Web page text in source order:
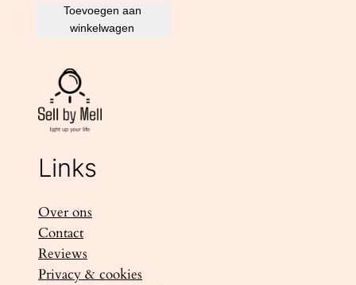
Toevoegen aan
winkelwagen
Links
Over ons
Contact
Reviews
Privacy & cookies